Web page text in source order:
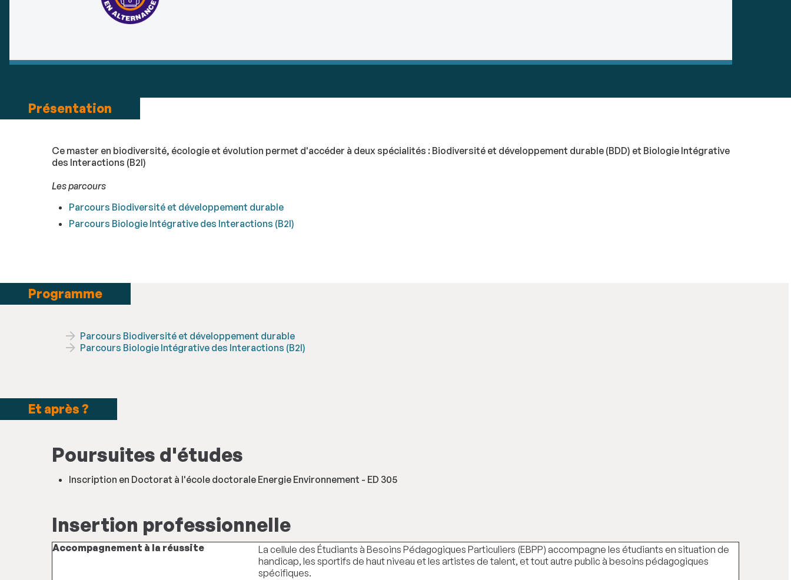
Présentation
Ce master en biodiversité, écologie et évolution permet d'accéder à deux spécialités : Biodiversité et développement durable (BDD) et Biologie Intégrative
des Interactions (B2I)
Les parcours
Parcours Biodiversité et développement durable
Parcours Biologie Intégrative des Interactions (B2I)
Programme
Parcours Biodiversité et développement durable
Parcours Biologie Intégrative des Interactions (B2I)
Et après ?
Poursuites d'études
Inscription en Doctorat à l'école doctorale Energie Environnement - ED 305
Insertion professionnelle
Accompagnement à la réussite
La cellule des Étudiants à Besoins Pédagogiques Particuliers (EBPP) accompagne les étudiants en situation de
handicap, les sportifs de haut niveau et les artistes de talent, et tout autre public à besoins pédagogiques
spécifiques.